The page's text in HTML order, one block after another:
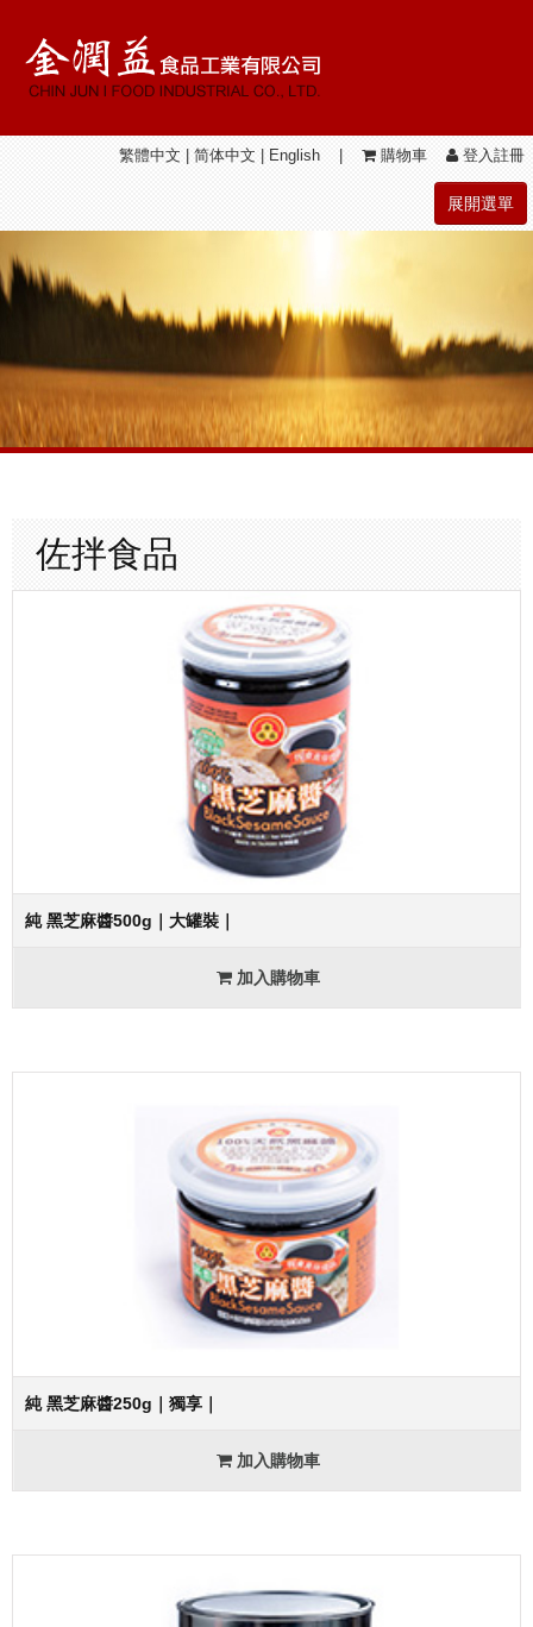
繁體中文 简体中文 English 購物車 登入註冊
展開選單
關於我們
結善圓系列
連絡我們
佐拌食品
純 黑芝麻醬500g｜大罐裝｜
加入購物車
純 黑芝麻醬250g｜獨享｜
加入購物車